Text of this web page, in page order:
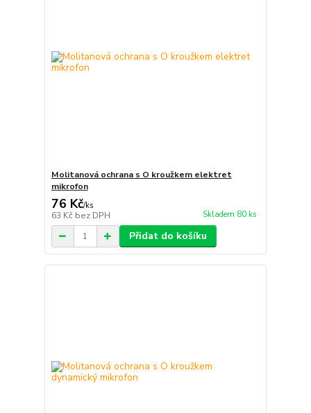
Molitanová ochrana s O kroužkem elektret
mikrofon
76 Kč/ks
63 Kč bez DPH Skladem 80 ks
Přidat do košíku